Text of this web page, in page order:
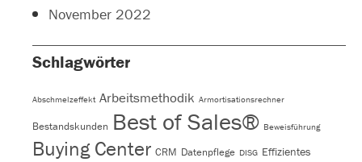
November 2022
Schlagwörter
Abschmelzeffekt Arbeitsmethodik Armortisationsrechner
Bestandskunden Best of Sales® Beweisführung
Buying Center CRM Datenpflege DISG Effizientes